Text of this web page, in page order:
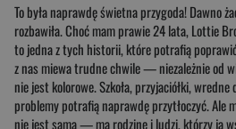
To była naprawdę świetna przygoda! Dawno
rozbawiła. Choć mam prawie 24 lata, Lottie
to jedna z tych historii, które potrafią
z nas miewa trudne chwile — niezależnie od
nie jest kolorowe. Szkoła, przyjaciółki,
problemy potrafią naprawdę przytłoczyć. Ale
nie jest sama — ma rodzinę i ludzi, którzy ją